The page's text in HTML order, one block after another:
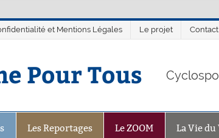
et Mentions Légales Le projet Contact
Pour Tous
Les Reportages Le ZOOM La Vie du